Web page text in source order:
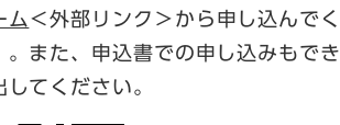
ム ＜外部リンク＞ から申し込んで
。また、申込書での申し込みもで
してください。